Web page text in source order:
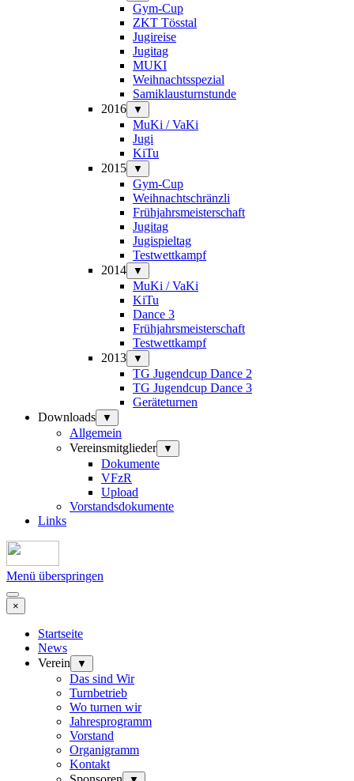
Gym-Cup
ZKT Tösstal
Jugireise
Jugitag
MUKI
Weihnachtsspezial
Samiklausturnstunde
2016
▼
MuKi / VaKi
Jugi
KiTu
2015
▼
Gym-Cup
Weihnachtschränzli
Frühjahrsmeisterschaft
Jugitag
Jugispieltag
Testwettkampf
2014
▼
MuKi / VaKi
KiTu
Dance 3
Frühjahrsmeisterschaft
Testwettkampf
2013
▼
TG Jugendcup Dance 2
TG Jugendcup Dance 3
Geräteturnen
Downloads
▼
Allgemein
Vereinsmitglieder
▼
Dokumente
VFzR
Upload
Vorstandsdokumente
Links
Menü überspringen
×
Startseite
News
Verein
▼
Das sind Wir
Turnbetrieb
Wo turnen wir
Jahresprogramm
Vorstand
Organigramm
Kontakt